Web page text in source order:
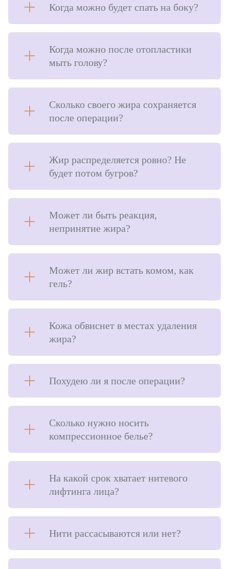
Когда можно будет спать на боку?
Когда можно после отопластики
мыть голову?
Сколько своего жира сохраняется
после операции?
Жир распределяется ровно? Не
будет потом бугров?
Может ли быть реакция,
непринятие жира?
Может ли жир встать комом, как
гель?
Кожа обвиснет в местах удаления
жира?
Похудею ли я после операции?
Сколько нужно носить
компрессионное белье?
На какой срок хватает нитевого
лифтинга лица?
Нити рассасываются или нет?